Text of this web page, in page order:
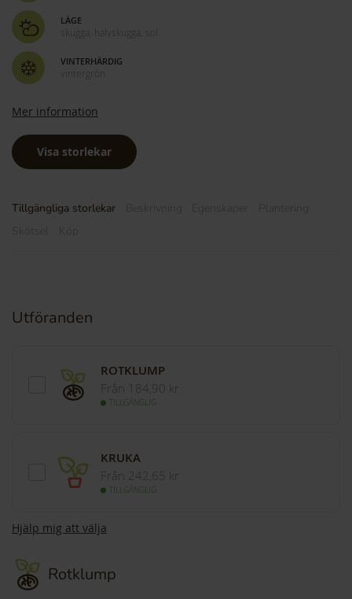
LÄGE
skugga, halvskugga, sol
VINTERHÄRDIG
vintergrön
Mer information
Visa storlekar
Tillgängliga storlekar
Utföranden
ROTKLUMP
Från 184,90 kr
TILLGÄNGLIG
KRUKA
Från 242,65 kr
TILLGÄNGLIG
Hjälp mig att välja
Rotklump